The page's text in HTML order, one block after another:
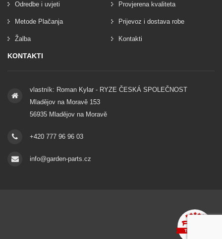
Odredbe i uvjeti Provjerena kvaliteta
Metode Plačanja Prijevoz i dostava robe
Žalba Kontakti
KONTAKTI
vlastník: Roman Kylar - RYZE ČESKÁ SPOLEČNOST
Mladějov na Moravě 153
56935 Mladějov na Moravě
+420 777 96 96 03
info@garden-parts.cz